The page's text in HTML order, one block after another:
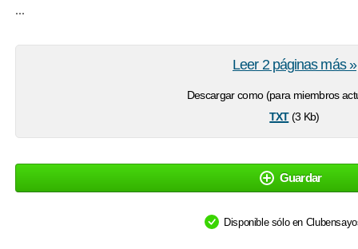
...
Descargar como (para miembros
txt(3 Kb)
Leer 2 páginas más »
Guardar
Disponible sólo en